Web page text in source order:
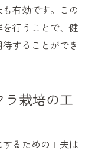
有効です。この
行うことで、健
することができ
栽培の工
るための工夫は